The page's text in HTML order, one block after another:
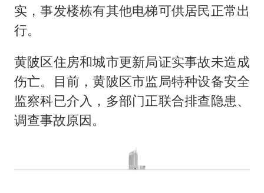
实，事发楼栋有其他电梯可供居民正常出
行。
黄陂区住房和城市更新局证实事故未造成
伤亡。目前，黄陂区市监局特种设备安全
监察科已介入，多部门正联合排查隐患、
调查事故原因。